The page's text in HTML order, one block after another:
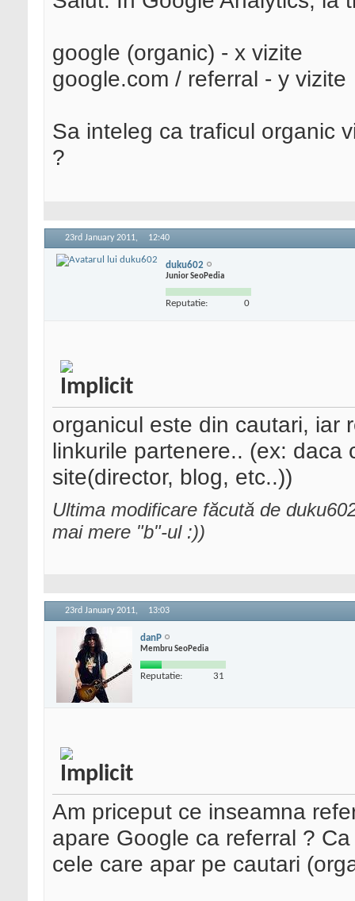
google (organic) - x vizite
google.com / referral - y vizite
Sa inteleg ca traficul organic
?
23rd January 2011, 12:40
duku602
Junior SeoPedia
Reputatie: 0
organicul este din cautari, iar
linkurile partenere.. (ex:
site(director, blog, etc..))
Ultima modificare făcută de
mai mere "b"-ul :))
23rd January 2011, 13:03
danP
Membru SeoPedia
Reputatie: 31
Am priceput ce inseamna
apare Google ca referral ?
cele care apar pe cautari